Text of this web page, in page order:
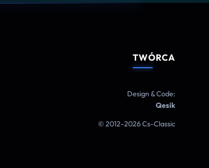
TWÓRCA
Design & Code:
Qesik
© 2012-2026 Cs-Classic